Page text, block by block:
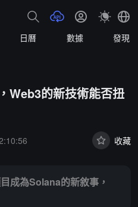
日曆 數據 發現
Web3的新技術能否扭
收藏
成為Solana的新敘事，